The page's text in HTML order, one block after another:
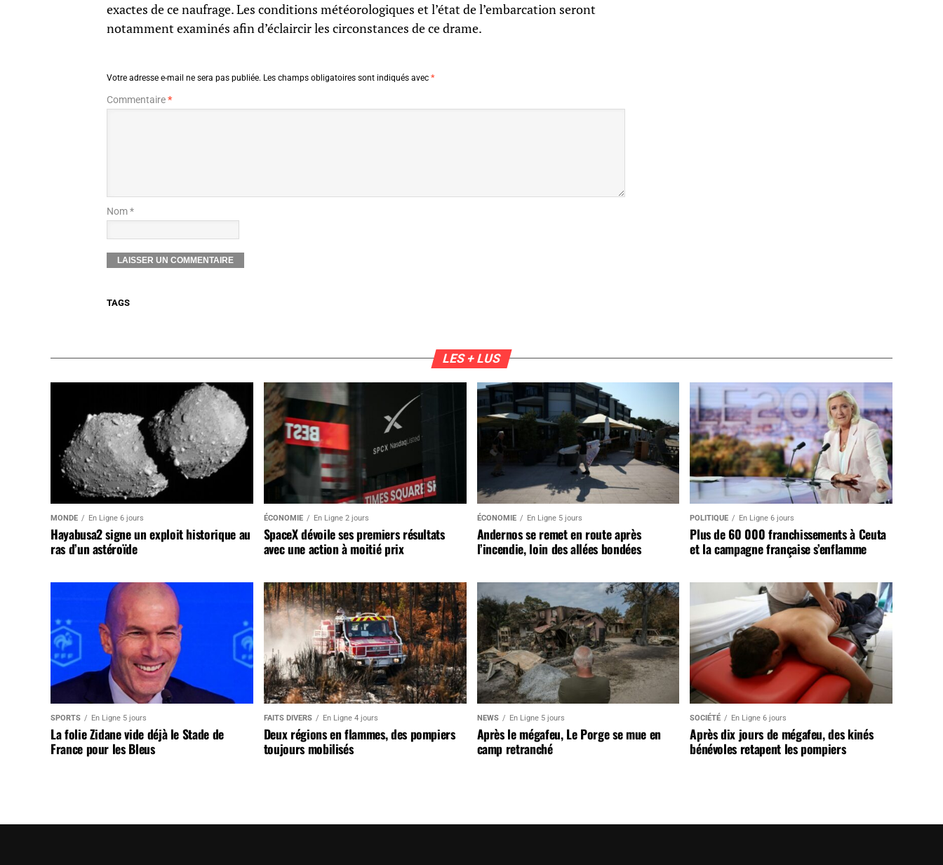
exactes de ce naufrage. Les conditions météorologiques et l’état de l’embarcation seront
notamment examinés afin d’éclaircir les circonstances de ce drame.
Votre adresse e-mail ne sera pas publiée. Les champs obligatoires sont indiqués avec *
Commentaire*
Nom *
TAGS
LES + LUS
MONDE En Ligne 6 jours
Hayabusa2 signe un exploit historique au
ras d’un astéroïde
ÉCONOMIE En Ligne 2 jours
SpaceX dévoile ses premiers résultats
avec une action à moitié prix
ÉCONOMIE En Ligne 5 jours
Andernos se remet en route après
l’incendie, loin des allées bondées
POLITIQUE En Ligne 6 jours
Plus de 60 000 franchissements à Ceuta
et la campagne française s’enflamme
SPORTS En Ligne 5 jours
La folie Zidane vide déjà le Stade de
France pour les Bleus
FAITS DIVERS En Ligne 4 jours
Deux régions en flammes, des pompiers
toujours mobilisés
NEWS En Ligne 5 jours
Après le mégafeu, Le Porge se mue en
camp retranché
SOCIÉTÉ En Ligne 6 jours
Après dix jours de mégafeu, des kinés
bénévoles retapent les pompiers